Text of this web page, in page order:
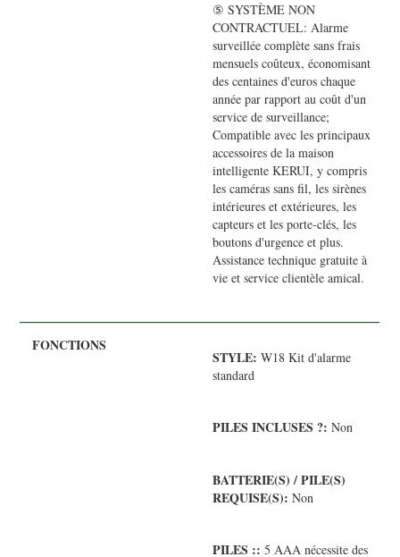
⑤ SYSTÈME NON
CONTRACTUEL: Alarme
surveillée complète sans frais
mensuels coûteux, économisant
des centaines d'euros chaque
année par rapport au coût d'un
service de surveillance;
Compatible avec les principaux
accessoires de la maison
intelligente KERUI, y compris
les caméras sans fil, les sirènes
intérieures et extérieures, les
capteurs et les porte-clés, les
boutons d'urgence et plus.
Assistance technique gratuite à
vie et service clientèle amical.
STYLE: W18 Kit d'alarme
standard
PILES INCLUSES ?: Non
BATTERIE(S) / PILE(S)
REQUISE(S): Non
PILES :: 5 AAA nécessite des